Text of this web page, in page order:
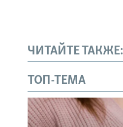
ЧИТАЙТЕ ТАКЖЕ:
ТОП-ТЕМА